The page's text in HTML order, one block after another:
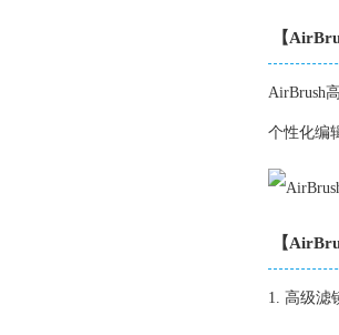
【
AirBrush
个性化编
【
1. 高级滤